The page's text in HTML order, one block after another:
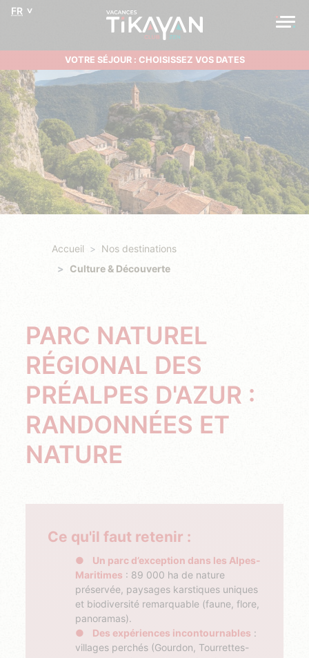
FR
VOTRE SÉJOUR : CHOISISSEZ VOS DATES
Accueil
Nos destinations
Culture & Découverte
PARC NATUREL
RÉGIONAL DES
PRÉALPES D'AZUR :
RANDONNÉES ET
NATURE
Ce qu'il faut retenir :
Un parc d’exception dans les Alpes-
Maritimes : 89 000 ha de nature
préservée, paysages karstiques uniques
et biodiversité remarquable (faune, flore,
panoramas).
Des expériences incontournables :
villages perchés (Gourdon, Tourrettes-